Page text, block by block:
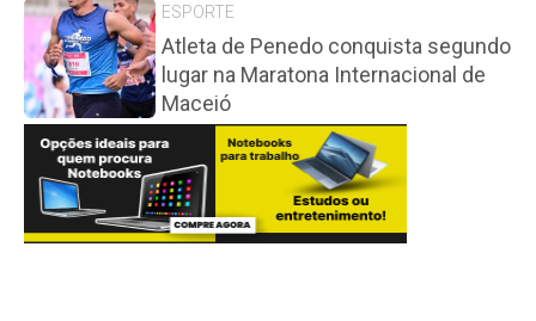
ESPORTE
Atleta de Penedo conquista segundo
lugar na Maratona Internacional de
Maceió